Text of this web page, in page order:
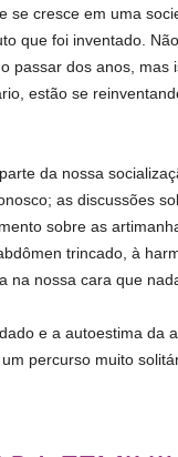
se cresce em uma
que foi inventado.
passar dos anos,
estão se
da nossa
as discussões
sobre as
trincado, à
na nossa cara que
e a autoestima da
percurso muito